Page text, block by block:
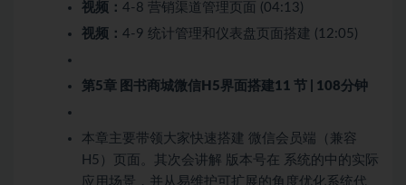
视频： 4-8 营销渠道管理页面 (04:13)
视频： 4-9 统计管理和仪表盘页面搭建 (12:05)
第5章 图书商城微信H5界面搭建11 节 | 108分钟
本章主要带领大家快速搭建 微信会员端（兼容
H5）页面。其次会讲解 版本号在 系统的中的实际
应用场景，并从易维护可扩展的角度优化系统代